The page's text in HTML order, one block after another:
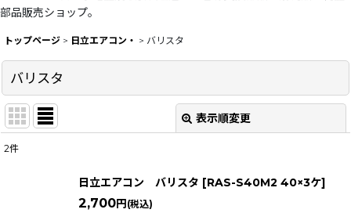
部品販売ショップ。
トップページ > 日立エアコン・ > バリスタ
バリスタ
表示順変更
2件
日立エアコン バリスタ [RAS-S40M2 40×3ケ]
2,700円 (税込)